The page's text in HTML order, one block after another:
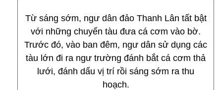
Từ sáng sớm, ngư dân đảo Thanh Lân tất bật
với những chuyến tàu đưa cá cơm vào bờ.
Trước đó, vào ban đêm, ngư dân sử dụng các
tàu lớn đi ra ngư trường đánh bắt cá cơm thả
lưới, đánh dấu vị trí rồi sáng sớm ra thu
hoạch.